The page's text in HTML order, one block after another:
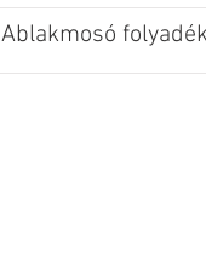
Ablakmosó